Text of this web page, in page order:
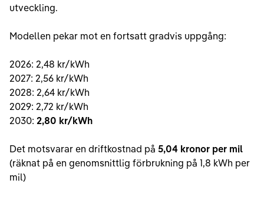
utveckling.
Modellen pekar mot en fortsatt gradvis uppgång:
2026: 2,48 kr/kWh
2027: 2,56 kr/kWh
2028: 2,64 kr/kWh
2029: 2,72 kr/kWh
2030: 2,80 kr/kWh
Det motsvarar en driftkostnad på 5,04 kronor per mil
(räknat på en genomsnittlig förbrukning på 1,8 kWh per
mil)